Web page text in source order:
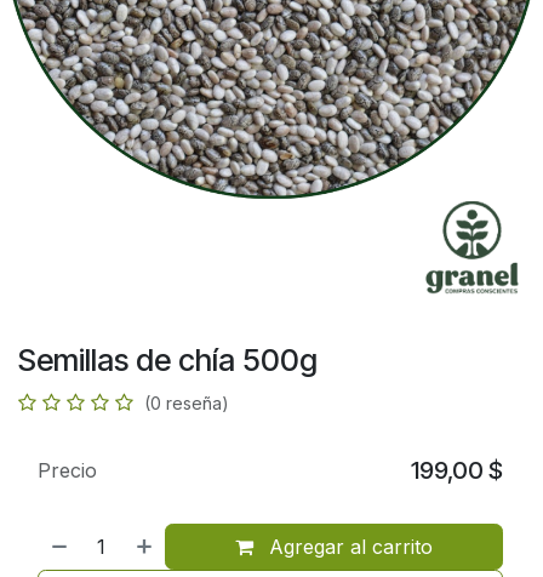
Semillas de chía 500g
(0 reseña)
Agregar al carrito
Precio 199,00 $